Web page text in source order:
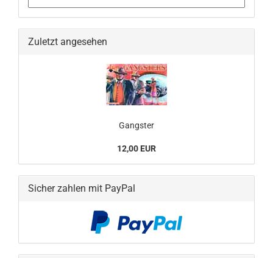
Zuletzt angesehen
Gangster
12,00 EUR
Sicher zahlen mit PayPal